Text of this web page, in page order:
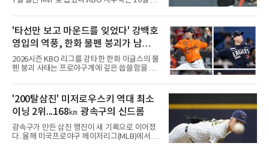
최지만의 가치가 매력적으로 다가올 수밖에 없
터뜨릴 수 있는 파괴력은 즉시 전력감 부재에 시
달리는 팀들에게 단비 같은
투표 42만8천888표 중 7만702표(16.5%)를 얻
어 총점 39.67점을 기록했다고 발표했다. 팬 투
표에서 22만8천406표를 얻은 삼성 라이온즈 김
지찬(29.48점)을 제쳤다.올 시즌 KBO리그에 데
뷔한 힐리어드는 7월 19경기에서 9홈런, 26타
점, 장타율 0.743으로 세 부문 단독 1위에 올랐
고 타율 0.365, 출루율 0.413을 기록했다. 지난
며, 5월에 세운 월간 8홈런도 넘어섰다.kt 외국
인 타자의 월간 MVP 수상은 2020년 6월 멜
'타선만 보고 마운드를 잊었다' 강백호
영입의 역풍, 한화 불펜 붕괴가 남긴
뼈아픈 교훈...김범수, 한승혁, 김서
현, 정우주, 어디에?
2026시즌 KBO 리그를 강타한 한화 이글스의 불
펜 붕괴 사태는 프로야구계에 깊은 씁쓸함을 남
색하게 만들 만큼, 마운드의 핵심 기둥들이 무더
기로 흔들리거나 팀을 떠났다. 화려한 타선 보강
뒤에 가려져 있던 투수진의 민낯이 고스란히 드
러난 셈이다.이번 참사의 도화선은 헐거워진 마
운드 뎁스 그 자체였다. 지난 스토브리그에서 한
화는 최대 100억 원을 투자해 거물 타자 강백호
를 전격 영입하며 타선의 파괴력을 극대화했다.
'200탈삼진' 미저로우스키 역대 최소
이닝 2위...168㎞ 광속구의 신드롬
광속구가 만든 삼진 행진이 새 기록으로 이어졌
다. 올해 미국프로야구 메이저리그(MLB)에서 시